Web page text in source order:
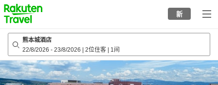
to
top
page
新
熊本城酒店
22/8/2026 - 23/8/2026 2位住客 1间